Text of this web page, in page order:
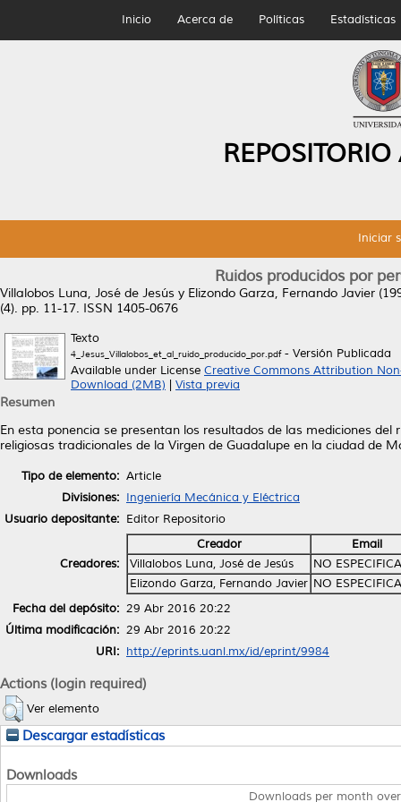
Inicio Acerca de Políticas Estadísticas
Iniciar
Ruidos producidos por
Villalobos Luna, José de Jesús y Elizondo Garza, Fernando Javier
(4). pp. 11-17. ISSN 1405-0676
Texto
4_Jesus_Villalobos_et_al_ruido_producido_por.pdf- Versión Publicada
Available under License Creative Commons Attribution
Download (2MB)
Vista previa
Resumen
En esta ponencia se presentan los resultados de las mediciones
religiosas tradicionales de la Virgen de Guadalupe en la ciudad de
Tipo de elemento: Article
Divisiones: Ingeniería Mecánica y Eléctrica
Usuario depositante: Editor Repositorio
Creadores:
Creador
Email
Villalobos Luna, José de Jesús
NO
Elizondo Garza, Fernando Javier NO
Fecha del depósito: 29 Abr 2016 20:22
Última modificación: 29 Abr 2016 20:22
URI: http://eprints.uanl.mx/id/eprint/9984
Actions (login required)
Ver elemento
Descargar estadísticas
Downloads
Downloads per month